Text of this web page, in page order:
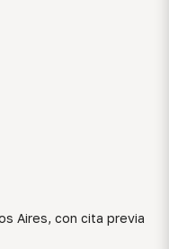
Aires, con cita previa